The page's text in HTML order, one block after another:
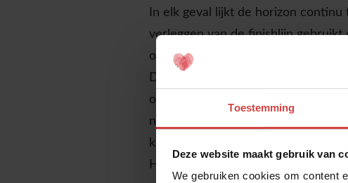
Toestemming
Deze website maakt gebruik van
We gebruiken cookies om content
In elk geval lijkt de horizon
verleggen van de finishlijn
omdat ze het niet op kunnen
Dat lijkt wel een beetje op ons
over je eigen perspectief, je eigen
naar de mogelijkheden die je nu
kan creëren?
Hoe creëer ik mijn eigen